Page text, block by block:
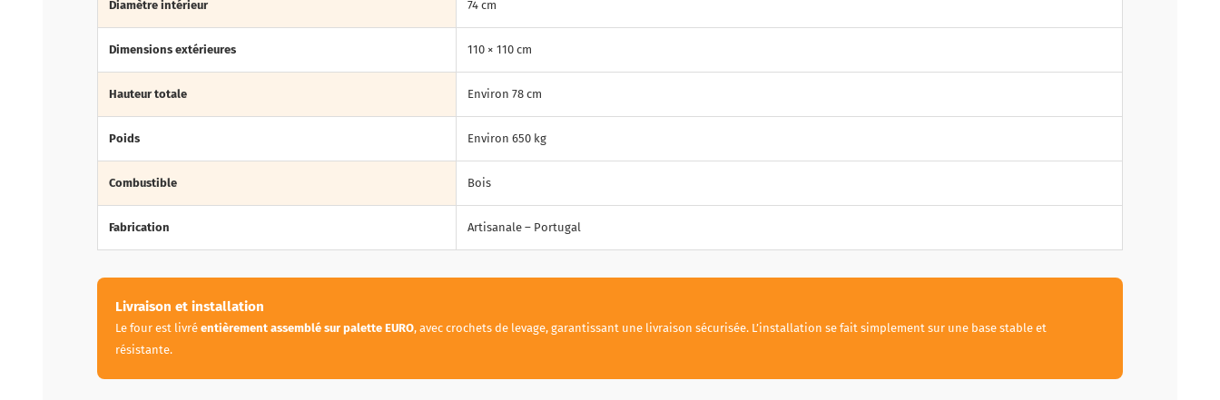
Diamètre intérieur 74 cm
Dimensions extérieures 110 × 110 cm
Hauteur totale Environ 78 cm
Poids Environ 650 kg
Combustible Bois
Fabrication Artisanale – Portugal
Livraison et installation
Le four est livré entièrement assemblé sur palette EURO, avec crochets de levage, garantissant une livraison sécurisée. L’installation se fait simplement sur une base stable et
résistante.